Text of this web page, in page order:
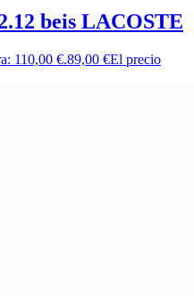
beis LACOSTE
110,00 €.89,00 €El precio